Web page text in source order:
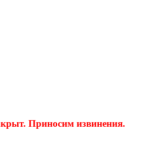
Приносим извинения.